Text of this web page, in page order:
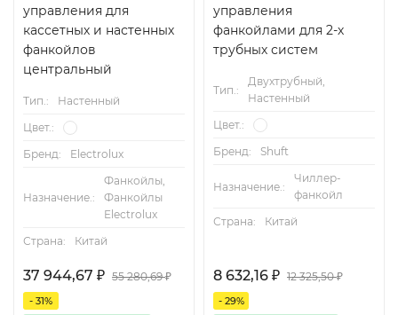
управления для
кассетных и настенных
фанкойлов
центральный
Тип.: Настенный
Цвет.:
Бренд: Electrolux
Назначение.:
Фанкойлы,
Фанкойлы
Electrolux
Страна:
Китай
37 944,67 ₽ 55 280,69₽
- 31%
управления
фанкойлами для 2-х
трубных систем
Тип.:
Двухтрубный,
Настенный
Цвет.:
Бренд: Shuft
Назначение.:
Чиллер-
фанкойл
Страна:
Китай
8 632,16 ₽ 12 325,50₽
- 29%